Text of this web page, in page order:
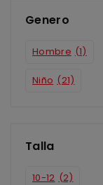
Genero
Hombre (1)
Niño (21)
Talla
10-12 (2)